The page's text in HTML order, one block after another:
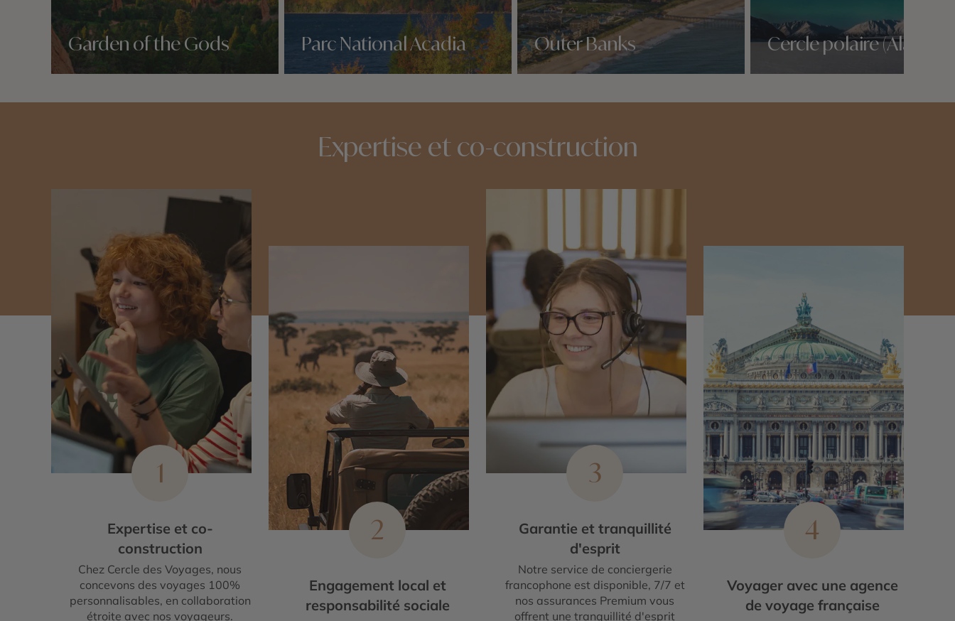
Garden of the Gods Parc National Acadia Outer Banks Cercle polaire (Alaska)
Expertise et co-construction
1
Expertise et co-
construction
Chez Cercle des Voyages, nous
concevons des voyages 100%
personnalisables, en collaboration
étroite avec nos voyageurs.
2
Engagement local et
responsabilité sociale
3
Garantie et tranquillité
d'esprit
Notre service de conciergerie
francophone est disponible, 7/7 et
nos assurances Premium vous
offrent une tranquillité d'esprit
4
Voyager avec une agence
de voyage française